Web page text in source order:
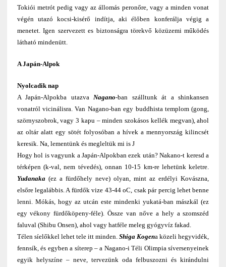
Tokiói metrót pedig vagy az állomás peronőre, vagy a minden vonat
végén utazó kocsi-kisérő indítja, aki élőben konferálja végig a
menetet. Igen szervezett es biztonságra törekvő közüzemi működés
látható mindenütt.
A Japán-Alpok
Nyolcadik nap
A Japán-Alpokba utazva Nagano-ban szálltunk át a shinkansen
vonatról vicinálisra. Van Nagano-ban egy buddhista templom (gong,
szörnyszobrok, vagy 3 kapu – minden szokásos kellék megvan), ahol
az oltár alatt egy sötét folyosóban a hívek a mennyország kilincsét
keresik. Na, lementünk és megleltük mi is J
Hogy hol is vagyunk a Japán-Alpokban ezek után? Nakano-t keresd a
térképen (k-val, nem tévedés), onnan 10-15 km-re lehetünk keletre.
Yudanaka(ez a fürdőhely neve) olyan, mint az erdélyi Kovászna,
elsőre legalábbis. A fürdők vize 43-44 oC, csak pár percig lehet benne
lenni. Mókás, hogy az utcán este mindenki yukatá-ban mászkál (ez
egy vékony fürdőköpeny-féle). Össze van nőve a hely a szomszéd
faluval (Shibu Onsen), ahol vagy hatféle meleg gyógyvíz fakad.
Télen síelőkkel lehet tele itt minden.Shiga Kogena közeli hegyvidék,
fennsík, és egyben a síterep – a Nagano-i Téli Olimpia síversenyeinek
egyik helyszíne – neve, tervezünk oda felbuszozni és kirándulni